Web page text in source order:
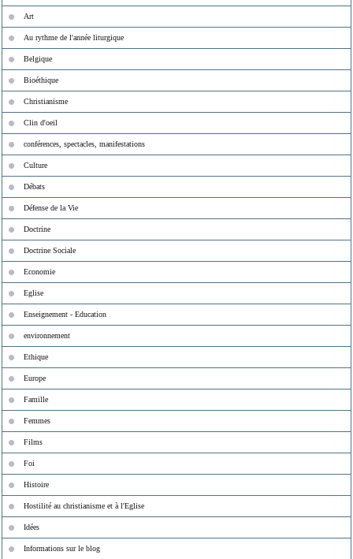
Art
Au rythme de l'année liturgique
Belgique
Bioéthique
Christianisme
Clin d'oeil
conférences, spectacles, manifestations
Culture
Débats
Défense de la Vie
Doctrine
Doctrine Sociale
Economie
Eglise
Enseignement - Education
environnement
Ethique
Europe
Famille
Femmes
Films
Foi
Histoire
Hostilité au christianisme et à l'Eglise
Idées
Informations sur le blog